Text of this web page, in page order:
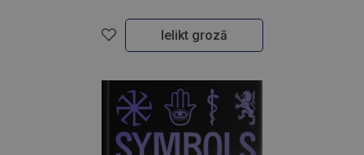
Ielikt grozā